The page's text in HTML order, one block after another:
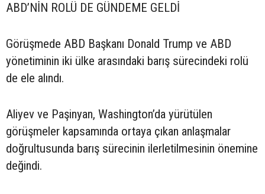
ABD’NİN ROLÜ DE GÜNDEME GELDİ
Görüşmede ABD Başkanı Donald Trump ve ABD
yönetiminin iki ülke arasındaki barış sürecindeki rolü
de ele alındı.
Aliyev ve Paşinyan, Washington’da yürütülen
görüşmeler kapsamında ortaya çıkan anlaşmalar
doğrultusunda barış sürecinin ilerletilmesinin önemine
değindi.